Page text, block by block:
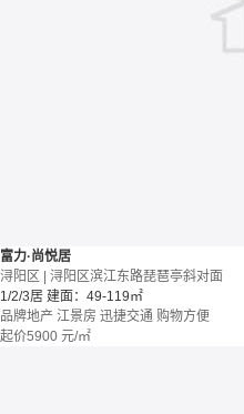
富力·尚悦居
浔阳区 | 浔阳区滨江东路琵琶亭斜对面
1/2/3居 建面：49-119㎡
品牌地产 江景房 迅捷交通 购物方便
起价5900 元/㎡